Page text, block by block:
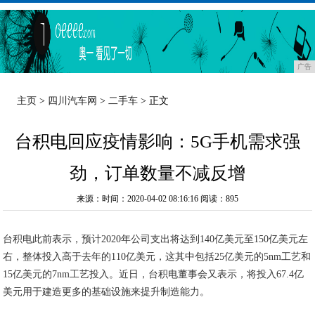
广告
主页 > 四川汽车网 >二手车 > 正文
台积电回应疫情影响：5G手机需求强
劲，订单数量不减反增
来源：时间：2020-04-02 08:16:16 阅读：895
台积电此前表示，预计2020年公司支出将达到140亿美元至150亿美元左
右，整体投入高于去年的110亿美元，这其中包括25亿美元的5nm工艺和
15亿美元的7nm工艺投入。近日，台积电董事会又表示，将投入67.4亿
美元用于建造更多的基础设施来提升制造能力。